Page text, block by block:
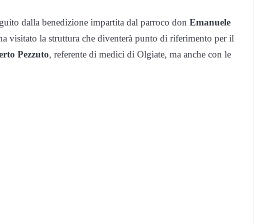
dalla benedizione impartita dal parroco don Emanuele
visitato la struttura che diventerà punto di riferimento per il
Pezzuto, referente di medici di Olgiate, ma anche con le